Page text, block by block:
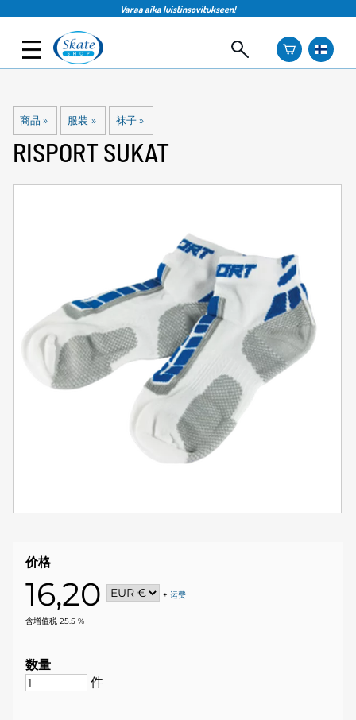
Varaa aika luistinsovitukseen!
商品 ‪» 服装 ‪» 袜子 ‪»
RISPORTSUKAT
价格
16,20 +运费
含增值税 25.5 %
数量
件